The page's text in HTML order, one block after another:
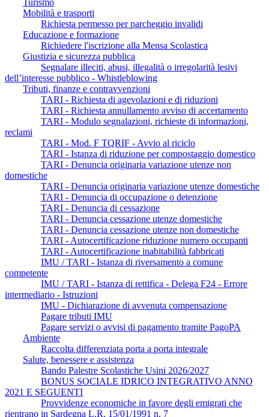
Mobilità e trasporti
Richiesta permesso per parcheggio invalidi
Educazione e formazione
Richiedere l'iscrizione alla Mensa Scolastica
Giustizia e sicurezza pubblica
Segnalare illeciti, abusi, illegalità o irregolarità lesivi
dell’interesse pubblico - Whistleblowing
Tributi, finanze e contravvenzioni
TARI - Richiesta di agevolazioni e di riduzioni
TARI - Richiesta annullamento avviso di accertamento
TARI - Modulo segnalazioni, richieste di informazioni,
reclami
TARI - Mod. F TQRIF - Avvio al riciclo
TARI - Istanza di riduzione per compostaggio domestico
TARI - Denuncia originaria variazione utenze non
domestiche
TARI - Denuncia originaria variazione utenze domestiche
TARI - Denuncia di occupazione o detenzione
TARI - Denuncia di cessazione
TARI - Denuncia cessazione utenze domestiche
TARI - Denuncia cessazione utenze non domestiche
TARI - Autocertificazione riduzione numero occupanti
TARI - Autocertificazione inabitabilità fabbricati
IMU / TARI - Istanza di riversamento a comune
competente
IMU / TARI - Istanza di rettifica - Delega F24 - Errore
intermediario - Istruzioni
IMU - Dichiarazione di avvenuta compensazione
Pagare tributi IMU
Pagare servizi o avvisi di pagamento tramite PagoPA
Ambiente
Raccolta differenziata porta a porta integrale
Salute, benessere e assistenza
Bando Palestre Scolastiche Usini 2026/2027
BONUS SOCIALE IDRICO INTEGRATIVO ANNO
2021 E SEGUENTI
Provvidenze economiche in favore degli emigrati che
rientrano in Sardegna L.R. 15/01/1991 n. 7